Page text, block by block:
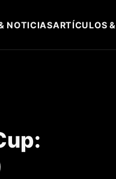
NOTICIASARTÍCULOS